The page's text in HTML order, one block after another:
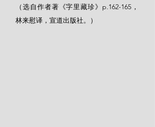
（选自作者著《字里藏珍》p.162-165，
林来慰译，宣道出版社。）